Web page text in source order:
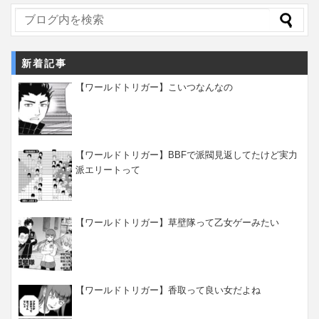
新着記事
【ワールドトリガー】こいつなんなの
【ワールドトリガー】BBFで派閥見返してたけど実力
派エリートって
【ワールドトリガー】草壁隊って乙女ゲーみたい
【ワールドトリガー】香取って良い女だよね